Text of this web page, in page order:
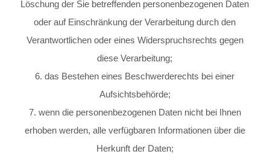
Löschung der Sie betreffenden personenbezogenen Daten
oder auf Einschränkung der Verarbeitung durch den
Verantwortlichen oder eines Widerspruchsrechts gegen
diese Verarbeitung;
6. das Bestehen eines Beschwerderechts bei einer
Aufsichtsbehörde;
7. wenn die personenbezogenen Daten nicht bei Ihnen
erhoben werden, alle verfügbaren Informationen über die
Herkunft der Daten;